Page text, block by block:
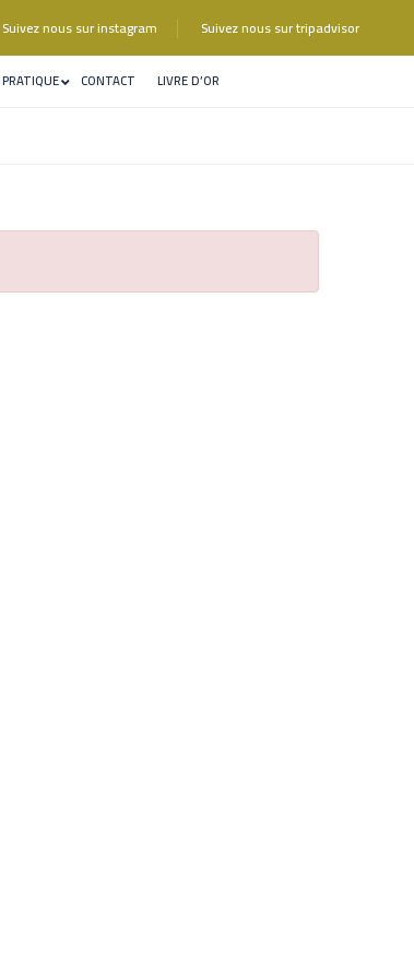
Suivez nous sur instagram Suivez nous sur tripadvisor
CONTACT LIVRE D’OR